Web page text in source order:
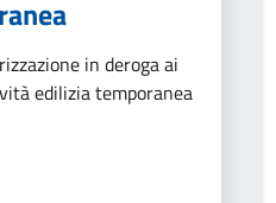
in deroga ai
edilizia temporanea